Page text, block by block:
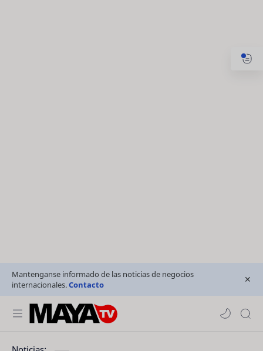
Mantenganse informado de las noticias de negocios
internacionales.Contacto